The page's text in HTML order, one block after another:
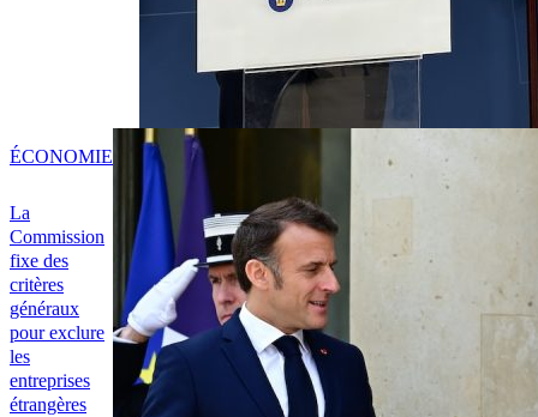
La
Commission
fixe des
critères
généraux
pour exclure
les
entreprises
étrangères
ÉCONOMIE